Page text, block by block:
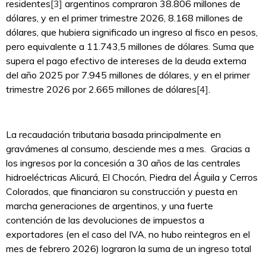
residentes[3] argentinos compraron 38.806 millones de
dólares, y en el primer trimestre 2026, 8.168 millones de
dólares, que hubiera significado un ingreso al fisco en pesos,
pero equivalente a 11.743,5 millones de dólares. Suma que
supera el pago efectivo de intereses de la deuda externa
del año 2025 por 7.945 millones de dólares, y en el primer
trimestre 2026 por 2.665 millones de dólares[4]
La recaudación tributaria basada principalmente en
gravámenes al consumo, desciende mes a mes. Gracias a
los ingresos por la concesión a 30 años de las centrales
hidroeléctricas Alicurá, El Chocón, Piedra del Águila y Cerros
Colorados, que financiaron su construcción y puesta en
marcha generaciones de argentinos, y una fuerte
contención de las devoluciones de impuestos a
exportadores (en el caso del IVA, no hubo reintegros en el
mes de febrero 2026) lograron la suma de un ingreso total